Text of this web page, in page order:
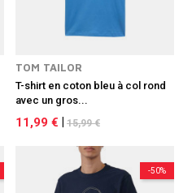
TOM TAILOR
T-shirt en coton bleu à col rond
avec un gros...
11,99 € 15,99 €
-50%